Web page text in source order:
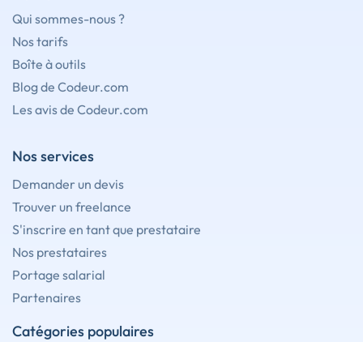
Qui sommes-nous ?
Nos tarifs
Boîte à outils
Blog de Codeur.com
Les avis de Codeur.com
Nos services
Demander un devis
Trouver un freelance
S'inscrire en tant que prestataire
Nos prestataires
Portage salarial
Partenaires
Catégories populaires